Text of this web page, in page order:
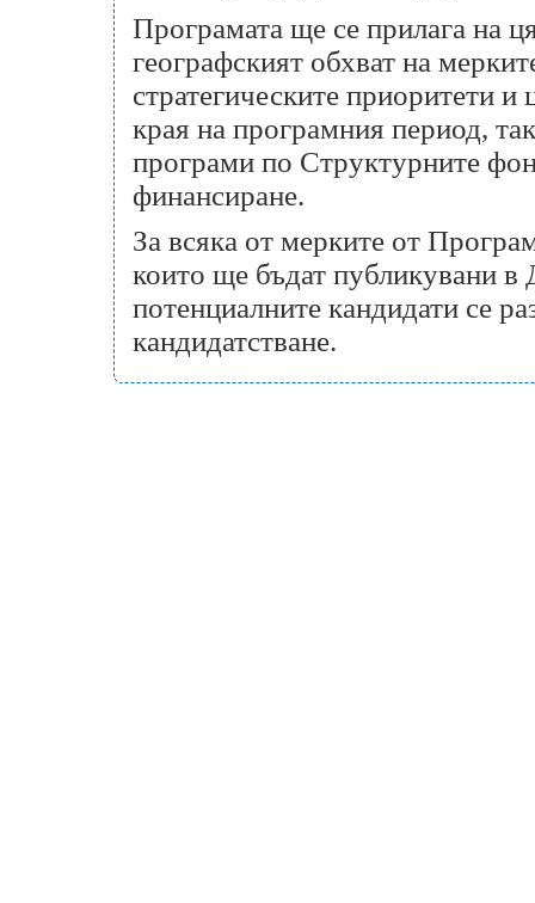
Програмата ще се прилага на
географският обхват на
стратегическите приоритети и
края на програмния период,
програми по Структурните
финансиране.
За всяка от мерките от
които ще бъдат публикувани
потенциалните кандидати се
кандидатстване.